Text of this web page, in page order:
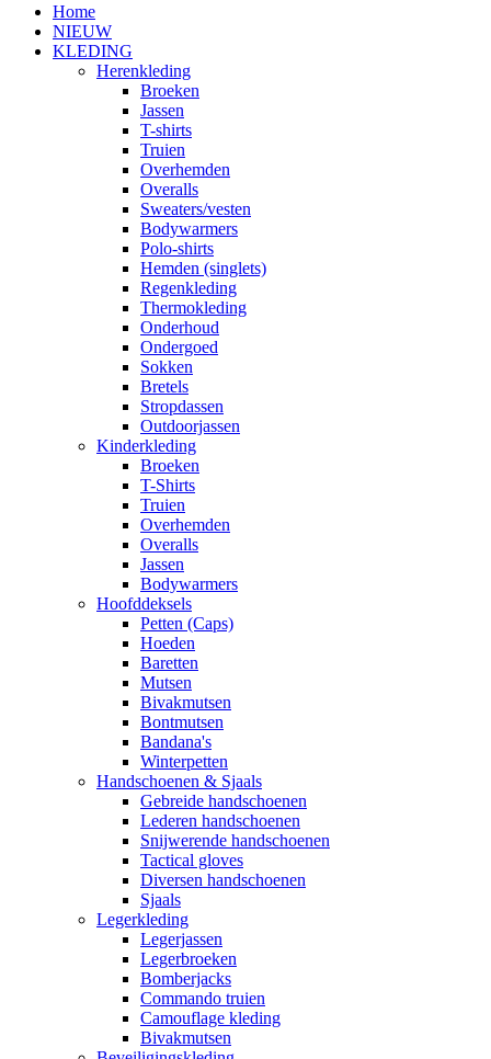
Home
NIEUW
KLEDING
Herenkleding
Broeken
Jassen
T-shirts
Truien
Overhemden
Overalls
Sweaters/vesten
Bodywarmers
Polo-shirts
Hemden (singlets)
Regenkleding
Thermokleding
Onderhoud
Ondergoed
Sokken
Bretels
Stropdassen
Outdoorjassen
Kinderkleding
Broeken
T-Shirts
Truien
Overhemden
Overalls
Jassen
Bodywarmers
Hoofddeksels
Petten (Caps)
Hoeden
Baretten
Mutsen
Bivakmutsen
Bontmutsen
Bandana's
Winterpetten
Handschoenen & Sjaals
Gebreide handschoenen
Lederen handschoenen
Snijwerende handschoenen
Tactical gloves
Diversen handschoenen
Sjaals
Legerkleding
Legerjassen
Legerbroeken
Bomberjacks
Commando truien
Camouflage kleding
Bivakmutsen